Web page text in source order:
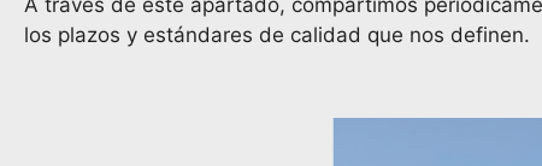
A través de este apartado, compartimos
los plazos y estándares de calidad que nos definen.